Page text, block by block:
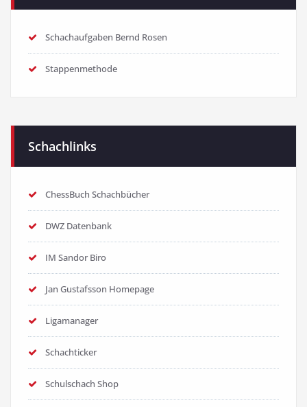
Schachaufgaben Bernd Rosen
Stappenmethode
Schachlinks
ChessBuch Schachbücher
DWZ Datenbank
IM Sandor Biro
Jan Gustafsson Homepage
Ligamanager
Schachticker
Schulschach Shop